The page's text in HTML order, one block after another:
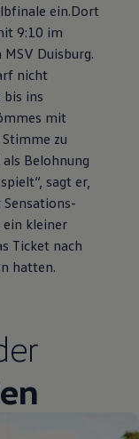
ein.Dort
9:10 im
Duisburg.
nicht
bis ins
mit
zu
Belohnung
sagt er,
Sensations-
ein kleiner
Ticket nach
hatten.